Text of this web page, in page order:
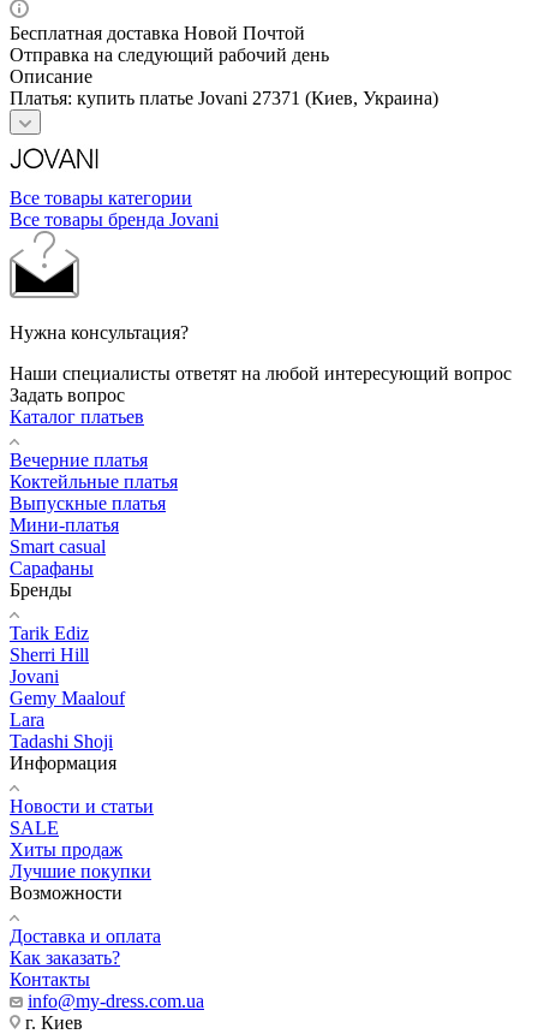
Бесплатная доставка Новой Почтой
Отправка на следующий рабочий день
Описание
Платья: купить платье Jovani 27371 (Киев, Украина)
Все товары категории
Все товары бренда Jovani
Нужна консультация?
Наши специалисты ответят на любой интересующий вопрос
Задать вопрос
Каталог платьев
Вечерние платья
Коктейльные платья
Выпускные платья
Мини-платья
Smart casual
Сарафаны
Бренды
Tarik Ediz
Sherri Hill
Jovani
Gemy Maalouf
Lara
Tadashi Shoji
Информация
Новости и статьи
SALE
Хиты продаж
Лучшие покупки
Возможности
Доставка и оплата
Как заказать?
Контакты
info@my-dress.com.ua
г. Киев